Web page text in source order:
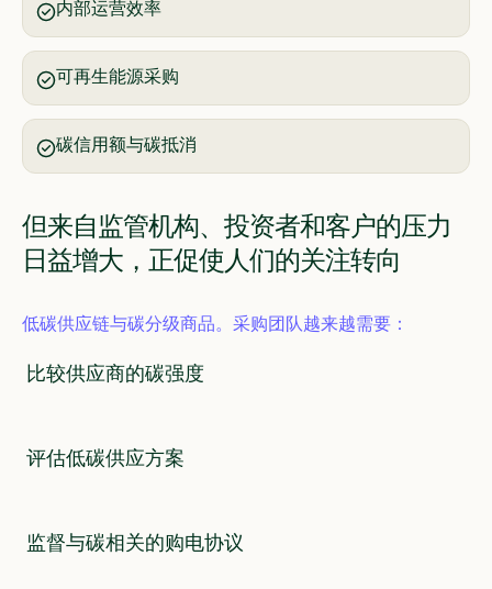
内部运营效率
可再生能源采购
碳信用额与碳抵消
但来自监管机构、投资者和客户的压力
日益增大，正促使人们的关注转向
低碳供应链与碳分级商品。采购团队越来越需要：
比较供应商的碳强度
评估低碳供应方案
监督与碳相关的购电协议